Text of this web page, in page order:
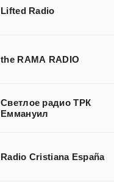
Lifted Radio
the RAMA RADIO
Светлое радио ТРК
Еммануил
Radio Cristiana España